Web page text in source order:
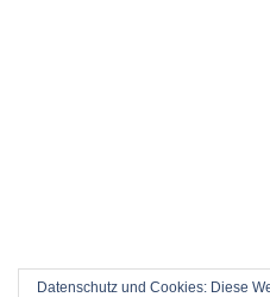
Datenschutz und Cookies: Diese